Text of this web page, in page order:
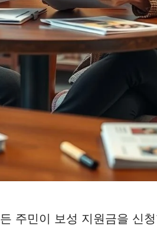
주민이 보성 지원금을 신